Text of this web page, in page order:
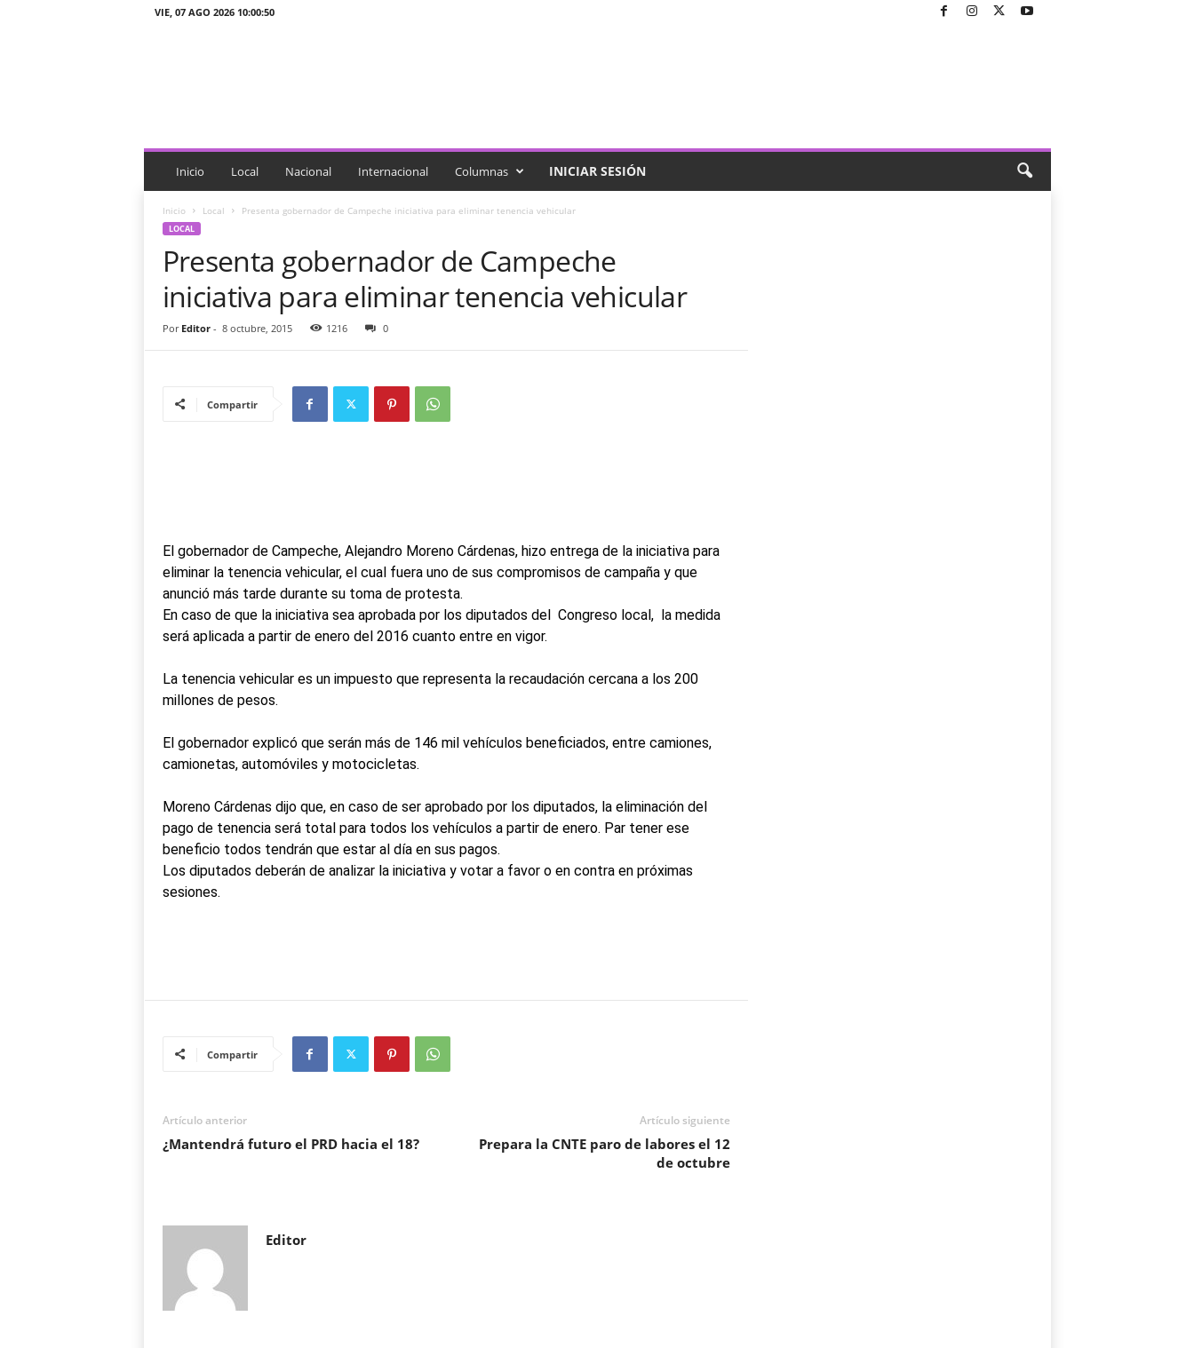
VIE, 07 AGO 2026 10:00:50
c
a
Inicio Local Nacional Internacional Columnas INICIAR SESIÓN
Inicio Local Presenta gobernador de Campeche iniciativa para eliminar tenencia vehicular
LOCAL
Presenta gobernador de Campeche
iniciativa para eliminar tenencia vehicular
Por Editor- 8 octubre, 2015 1216 0
Compartir
El gobernador de Campeche, Alejandro Moreno Cárdenas, hizo entrega de la iniciativa para
eliminar la tenencia vehicular, el cual fuera uno de sus compromisos de campaña y que
anunció más tarde durante su toma de protesta.
En caso de que la iniciativa sea aprobada por los diputados del Congreso local, la medida
será aplicada a partir de enero del 2016 cuanto entre en vigor.
La tenencia vehicular es un impuesto que representa la recaudación cercana a los 200
millones de pesos.
El gobernador explicó que serán más de 146 mil vehículos beneficiados, entre camiones,
camionetas, automóviles y motocicletas.
Moreno Cárdenas dijo que, en caso de ser aprobado por los diputados, la eliminación del
pago de tenencia será total para todos los vehículos a partir de enero. Par tener ese
beneficio todos tendrán que estar al día en sus pagos.
Los diputados deberán de analizar la iniciativa y votar a favor o en contra en próximas
sesiones.
Compartir
Artículo anterior
¿Mantendrá futuro el PRD hacia el 18?
Artículo siguiente
Prepara la CNTE paro de labores el 12
de octubre
Editor